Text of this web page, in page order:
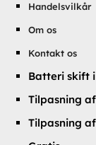
Handelsvilkår
Om os
Kontakt os
Batteri skift
Tilpasning
Tilpasning